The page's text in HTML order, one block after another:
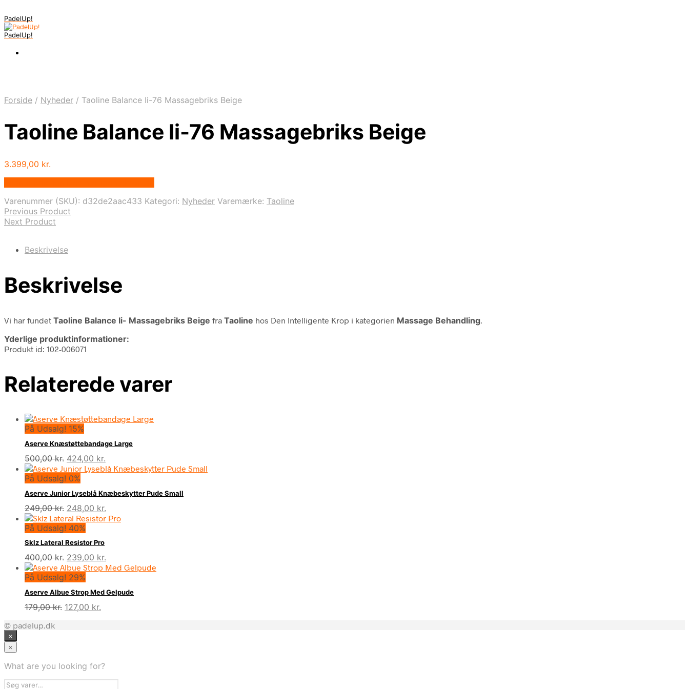
PadelUp!
PadelUp!
Forside / Nyheder / Taoline Balance Ii-76 Massagebriks Beige
Taoline Balance Ii-76 Massagebriks Beige
3.399,00 kr.
Varenummer (SKU): d32de2aac433 Kategori: Nyheder Varemærke: Taoline
Previous Product
Next Product
Beskrivelse
Beskrivelse
Vi har fundet Taoline Balance Ii- Massagebriks Beige fra Taoline hos Den Intelligente Krop i kategorien Massage Behandling
Yderlige produktinformationer:
Produkt id: 102-006071
Relaterede varer
På Udsalg! 15%
Aserve Knæstøttebandage Large
500,00kr. Den
oprindelige
pris
var:
500,00 kr..
424,00 kr.
aktuelle
er:
424,00 kr..
På Udsalg! 0%
Aserve Junior Lyseblå Knæbeskytter Pude Small
249,00kr. Den
oprindelige
pris
var:
249,00 kr..
248,00 kr.
aktuelle
På Udsalg! 40%
Sklz Lateral Resistor Pro
400,00kr. Den
oprindelige
pris
var:
400,00 kr..
239,00 kr.
aktuelle
er:
239,00 kr..
På Udsalg! 29%
Aserve Albue Strop Med Gelpude
179,00kr. Den
127,00 kr.
© padelup.dk
×
×
What are you looking for?